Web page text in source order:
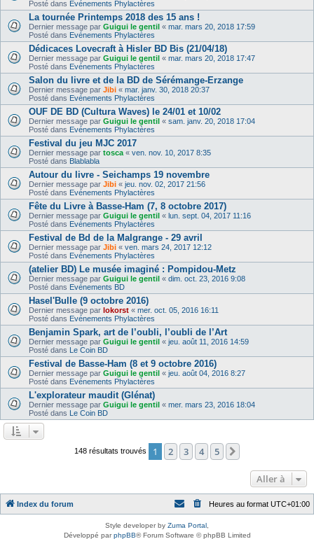
Posté dans Evénements Phylactères
La tournée Printemps 2018 des 15 ans !
Dernier message par Guigui le gentil « mar. mars 20, 2018 17:59
Posté dans Evénements Phylactères
Dédicaces Lovecraft à Hisler BD Bis (21/04/18)
Dernier message par Guigui le gentil « mar. mars 20, 2018 17:47
Posté dans Evénements Phylactères
Salon du livre et de la BD de Sérémange-Erzange
Dernier message par Jibi « mar. janv. 30, 2018 20:37
Posté dans Evénements Phylactères
OUF DE BD (Cultura Waves) le 24/01 et 10/02
Dernier message par Guigui le gentil « sam. janv. 20, 2018 17:04
Posté dans Evénements Phylactères
Festival du jeu MJC 2017
Dernier message par tosca « ven. nov. 10, 2017 8:35
Posté dans Blablabla
Autour du livre - Seichamps 19 novembre
Dernier message par Jibi « jeu. nov. 02, 2017 21:56
Posté dans Evénements Phylactères
Fête du Livre à Basse-Ham (7, 8 octobre 2017)
Dernier message par Guigui le gentil « lun. sept. 04, 2017 11:16
Posté dans Evénements Phylactères
Festival de Bd de la Malgrange - 29 avril
Dernier message par Jibi « ven. mars 24, 2017 12:12
Posté dans Evénements Phylactères
(atelier BD) Le musée imaginé : Pompidou-Metz
Dernier message par Guigui le gentil « dim. oct. 23, 2016 9:08
Posté dans Evénements BD
Hasel'Bulle (9 octobre 2016)
Dernier message par lokorst « mer. oct. 05, 2016 16:11
Posté dans Evénements Phylactères
Benjamin Spark, art de l’oubli, l’oubli de l’Art
Dernier message par Guigui le gentil « jeu. août 11, 2016 14:59
Posté dans Le Coin BD
Festival de Basse-Ham (8 et 9 octobre 2016)
Dernier message par Guigui le gentil « jeu. août 04, 2016 8:27
Posté dans Evénements Phylactères
L'explorateur maudit (Glénat)
Dernier message par Guigui le gentil « mer. mars 23, 2016 18:04
Posté dans Le Coin BD
148 résultats trouvés 1 2 3 4 5
Aller à
Index du forum Heures au format UTC+01:00
Style developer by Zuma Portal
Développé parphpBB® Forum Software © phpBB Limited